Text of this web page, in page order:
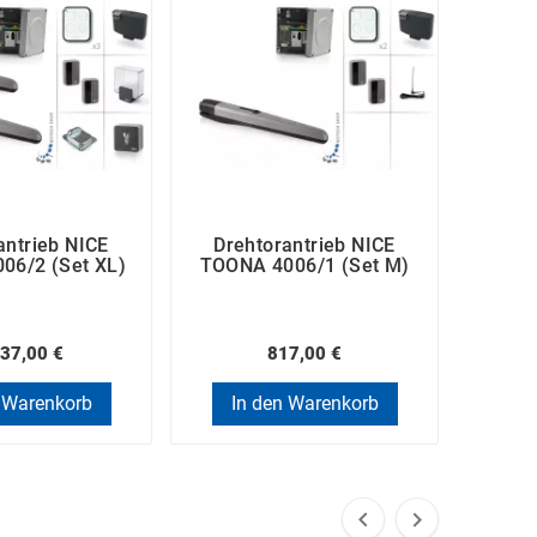
NICE
2 (Set XL)
€
Drehtorantrieb NICE
TOONA 4006/1 (Set M)
817,00 €
In den Warenkorb
 